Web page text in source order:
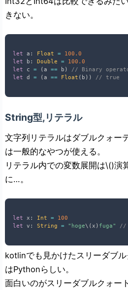
きない。
let a : Float =
100.0
let b : Double =
100.0
let c = (a == b )
// Binary
let d = (a == Float ( b ) ) // true
String型,リテラル
文字列リテラルはダブルクォー
は一般的なやつが使える。
リテラル内での変数展開は\()演
に…。
let x : Int =
100
let v : String = "hoge\(x ) fuga" //
kotlinでも見かけたスリーダブ
はPythonらしい。
面白いのがスリーダブルクォー